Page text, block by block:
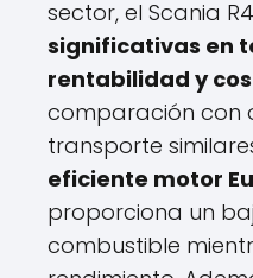
sector, el Scania
significativas en
rentabilidad y
comparación con
transporte
eficiente motor
proporciona un
combustible